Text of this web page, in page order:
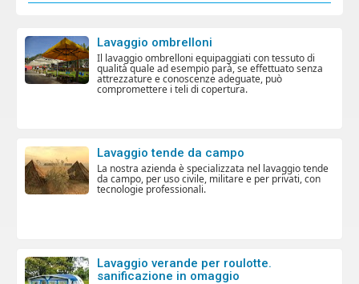
lavaggio ombrelloni
il lavaggio ombrelloni equipaggiati con tessuto di
qualità quale ad esempio parà, se effettuato senza
attrezzature e conoscenze adeguate, può
compromettere i teli di copertura.
lavaggio tende da campo
la nostra azienda è specializzata nel lavaggio tende
da campo, per uso civile, militare e per privati, con
tecnologie professionali.
lavaggio verande per roulotte.
sanificazione in omaggio